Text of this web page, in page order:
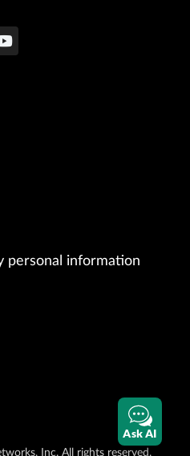
personal information
Inc. All rights reserved.
Ask AI